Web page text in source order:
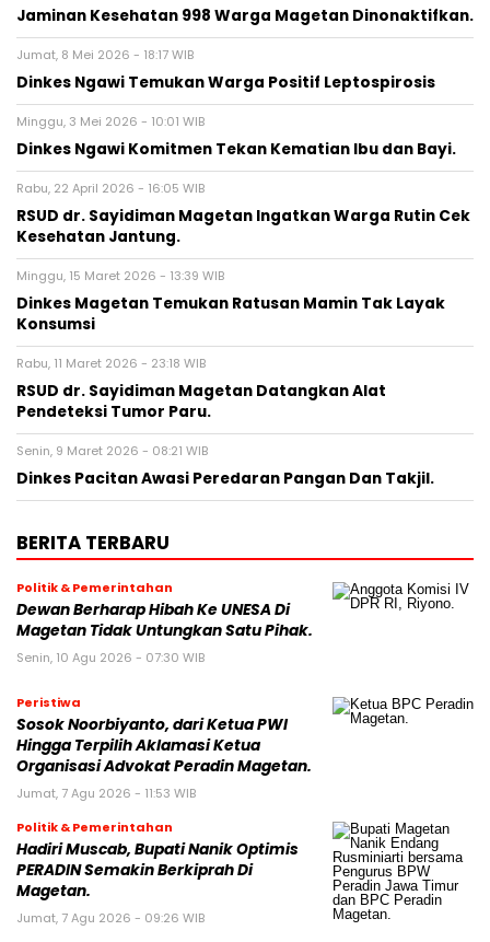
Jaminan Kesehatan 998 Warga Magetan Dinonaktifkan.
Jumat, 8 Mei 2026 - 18:17 WIB
Dinkes Ngawi Temukan Warga Positif Leptospirosis
Minggu, 3 Mei 2026 - 10:01 WIB
Dinkes Ngawi Komitmen Tekan Kematian Ibu dan Bayi.
Rabu, 22 April 2026 - 16:05 WIB
RSUD dr. Sayidiman Magetan Ingatkan Warga Rutin Cek
Kesehatan Jantung.
Minggu, 15 Maret 2026 - 13:39 WIB
Dinkes Magetan Temukan Ratusan Mamin Tak Layak
Konsumsi
Rabu, 11 Maret 2026 - 23:18 WIB
RSUD dr. Sayidiman Magetan Datangkan Alat
Pendeteksi Tumor Paru.
Senin, 9 Maret 2026 - 08:21 WIB
Dinkes Pacitan Awasi Peredaran Pangan Dan Takjil.
BERITA TERBARU
Politik & Pemerintahan
Dewan Berharap Hibah Ke UNESA Di
Magetan Tidak Untungkan Satu Pihak.
Senin, 10 Agu 2026 - 07:30 WIB
Peristiwa
Sosok Noorbiyanto, dari Ketua PWI
Hingga Terpilih Aklamasi Ketua
Organisasi Advokat Peradin Magetan.
Jumat, 7 Agu 2026 - 11:53 WIB
Politik & Pemerintahan
Hadiri Muscab, Bupati Nanik Optimis
PERADIN Semakin Berkiprah Di
Magetan.
Jumat, 7 Agu 2026 - 09:26 WIB